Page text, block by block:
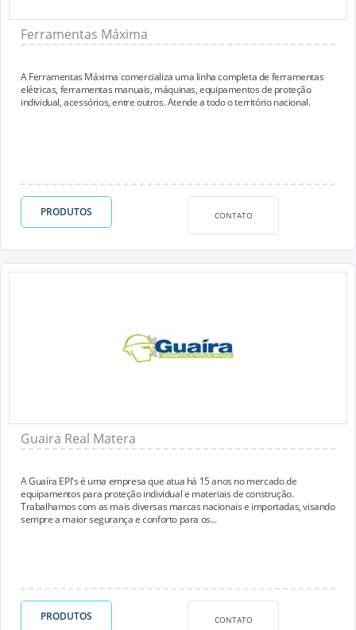
Ferramentas Máxima
A Ferramentas Máxima comercializa uma linha completa de ferramentas
elétricas, ferramentas manuais, máquinas, equipamentos de proteção
individual, acessórios, entre outros. Atende a todo o território nacional.
PRODUTOS CONTATO
Guaira Real Matera
A Guaíra EPI's é uma empresa que atua há 15 anos no mercado de
equipamentos para proteção individual e materiais de construção.
Trabalhamos com as mais diversas marcas nacionais e importadas, visando
sempre a maior segurança e conforto para os...
PRODUTOS CONTATO